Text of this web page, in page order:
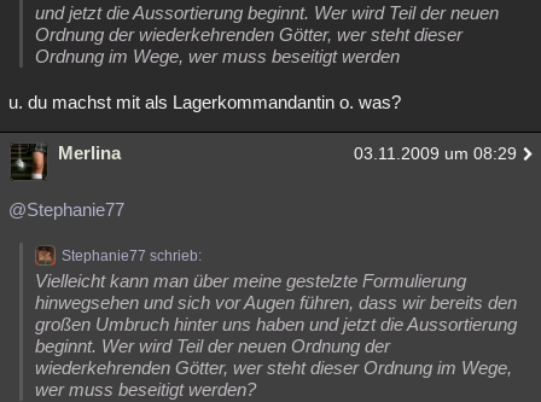
und jetzt die Aussortierung beginnt. Wer wird Teil der neuen
Ordnung der wiederkehrenden Götter, wer steht dieser
Ordnung im Wege, wer muss beseitigt werden
u. du machst mit als Lagerkommandantin o. was?
Merlina 03.11.2009 um 08:29
@Stephanie77
Stephanie77 schrieb:
Vielleicht kann man über meine gestelzte Formulierung
hinwegsehen und sich vor Augen führen, dass wir bereits den
großen Umbruch hinter uns haben und jetzt die Aussortierung
beginnt. Wer wird Teil der neuen Ordnung der
wiederkehrenden Götter, wer steht dieser Ordnung im Wege,
wer muss beseitigt werden?